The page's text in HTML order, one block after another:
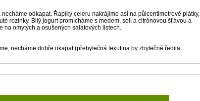
odkapat. Řapíky celeru nakrájíme asi na půlcentimetrové plátky,
rozinky. Bilý jogurt promícháme s medem, solí a citrónovou šťávou a
na omytých a osušených salátových listech.
necháme dobře okapat (přebytečná tekutina by zbytečně ředila